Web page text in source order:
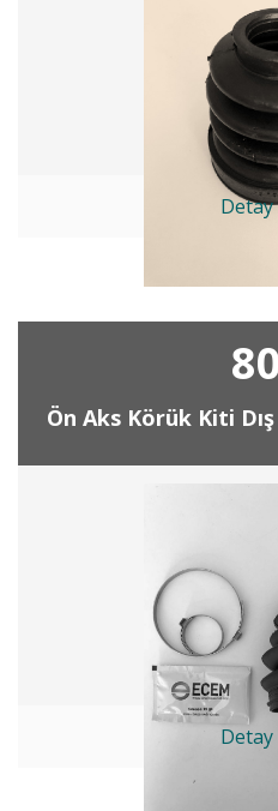
Ön Aks Körük Kiti